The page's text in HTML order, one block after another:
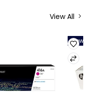
View All
New